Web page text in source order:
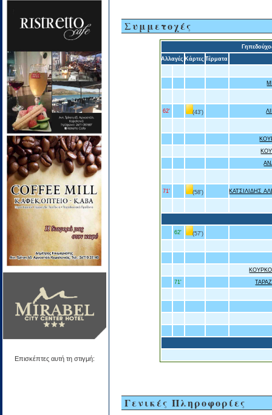
Επισκέπτες αυτή τη στιγμή:
Συμμετοχές
Αλλαγές Κάρτες Τέρματα
62' (43')
71' (58') ΚΑΤΣΙΛΙΔΗΣ
62' (57')
71'
Γενικές Πληροφορίες